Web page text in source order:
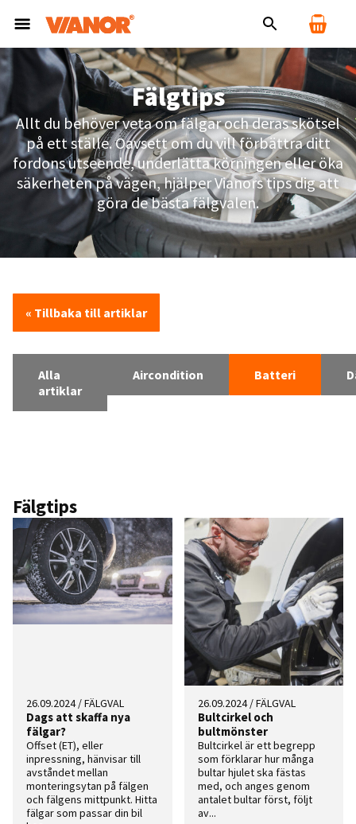
Fälgtips
Allt du behöver veta om fälgar och deras skötsel
på ett ställe. Oavsett om du vill förbättra ditt
fordons utseende, underlätta körningen eller öka
säkerheten på vägen, hjälper Vianors tips dig att
göra de bästa fälgvalen.
« Tillbaka till artiklar
Alla
artiklar
Aircondition Batteri
Fälgtips
26.09.2024/FÄLGVAL
Dags att skaffa nya
fälgar?
Offset (ET), eller
inpressning, hänvisar till
avståndet mellan
monteringsytan på fälgen
och fälgens mittpunkt. Hitta
fälgar som passar din bil
26.09.2024/FÄLGVAL
Bultcirkel och
bultmönster
Bultcirkel är ett begrepp
som förklarar hur många
bultar hjulet ska fästas
med, och anges genom
antalet bultar först, följt
av...